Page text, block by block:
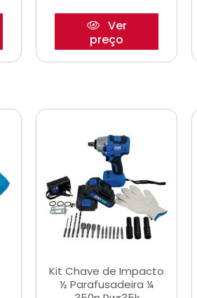
Ver
preço
Kit Chave de Impacto
½ Parafusadeira ¼